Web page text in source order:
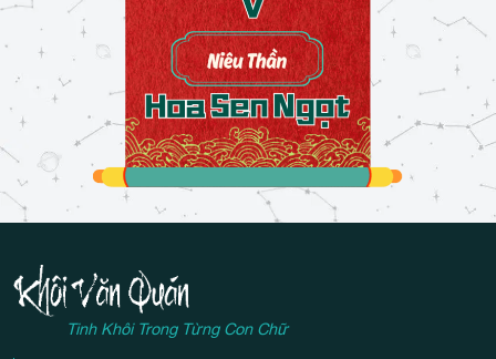
Ngô Chúa 01/01/2026
Xương Mai 04/03/2026
Đôi Hồi 10/04/2026
Sinh Con Hay Trèo 10/07/2026
Nhớ Bạn
Thương 10/07/2026
Nhác Trông 10/07/2026
Bế Bồng
Vui Bọt Bèo
Tinh Khôi Trong Từng Con Chữ